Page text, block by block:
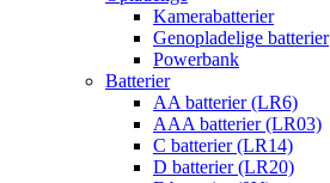
Kamerabatterier
Genopladelige batterier
Powerbank
Batterier
AA batterier (LR6)
AAA batterier (LR03)
C batterier (LR14)
D batterier (LR20)